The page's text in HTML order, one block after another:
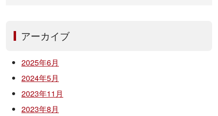
ゲ
ー
シ
ョ
ン
アーカイブ
2025年6月
2024年5月
2023年11月
2023年8月